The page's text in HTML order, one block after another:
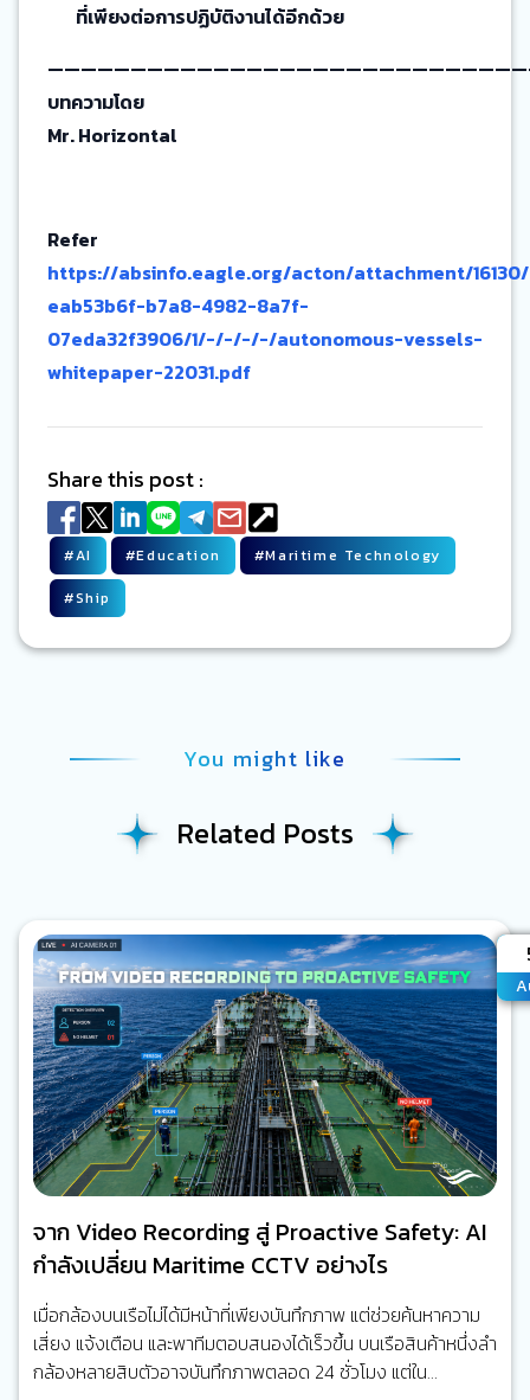
ที่เพียงต่อการปฏิบัติงานได้อีกด้วย
บทความโดย
Mr. Horizontal
Refer
https://absinfo.eagle.org/acton/attachment/
eab53b6f-b7a8-4982-8a7f-
07eda32f3906/1/-/-/-/-/autonomous-vessels-
whitepaper-22031.pdf
Share this post :
#AI #Education #Maritime Technology
#Ship
You might like
Related Posts
จาก Video Recording สู่ Proactive Safety: AI
กำลังเปลี่ยน Maritime CCTV อย่างไร
เมื่อกล้องบนเรือไม่ได้มีหน้าที่เพียงบันทึกภาพ แต่ช่วยค้นหาความ
เสี่ยง แจ้งเตือน และพาทีมตอบสนองได้เร็วขึ้น บนเรือสินค้าหนึ่งลำ
กล้องหลายสิบตัวอาจบันทึกภาพตลอด 24 ชั่วโมง แต่ใน